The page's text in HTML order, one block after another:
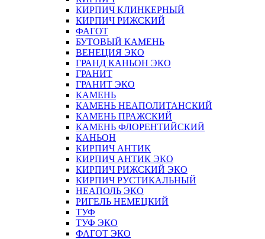
КИРПИЧ КЛИНКЕРНЫЙ
КИРПИЧ РИЖСКИЙ
ФАГОТ
БУТОВЫЙ КАМЕНЬ
ВЕНЕЦИЯ ЭКО
ГРАНД КАНЬОН ЭКО
ГРАНИТ
ГРАНИТ ЭКО
КАМЕНЬ
КАМЕНЬ НЕАПОЛИТАНСКИЙ
КАМЕНЬ ПРАЖСКИЙ
КАМЕНЬ ФЛОРЕНТИЙСКИЙ
КАНЬОН
КИРПИЧ АНТИК
КИРПИЧ АНТИК ЭКО
КИРПИЧ РИЖСКИЙ ЭКО
КИРПИЧ РУСТИКАЛЬНЫЙ
НЕАПОЛЬ ЭКО
РИГЕЛЬ НЕМЕЦКИЙ
ТУФ
ТУФ ЭКО
ФАГОТ ЭКО